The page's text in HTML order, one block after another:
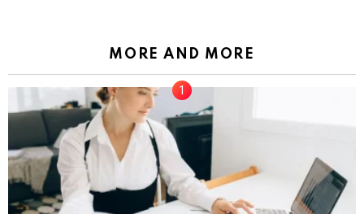
MORE AND MORE